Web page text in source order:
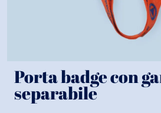
Porta badge con
separabile